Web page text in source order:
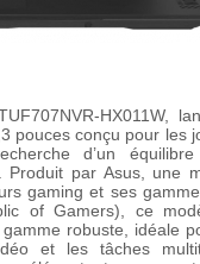
HX011W,
pouces conçu pour les
d’un
Produit par Asus, une
gaming et ses
of Gamers), ce
robuste, idéale
et les tâches